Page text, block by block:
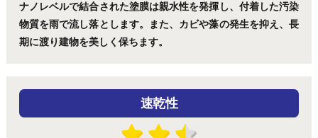
ナノレベルで結合された塗膜は親水性を発揮し、付着した汚染
物質を雨で流し落とします。また、カビや藻の発生を抑え、長
期に渡り建物を美しく保ちます。
速乾性